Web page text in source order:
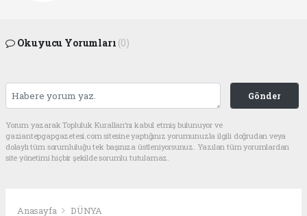
Okuyucu Yorumları (0)
Gönder
Yorum yazarak Topluluk Kuralları’nı kabul etmiş bulunuyor ve
gaziantepgapgazetesi.com sitesine yaptığınız yorumunuzla ilgili doğrudan veya
dolaylı tüm sorumluluğu tek başınıza üstleniyorsunuz. Yazılan tüm yorumlardan
site yönetimi hiçbir şekilde sorumlu tutulamaz.
Anasayfa DÜNYA